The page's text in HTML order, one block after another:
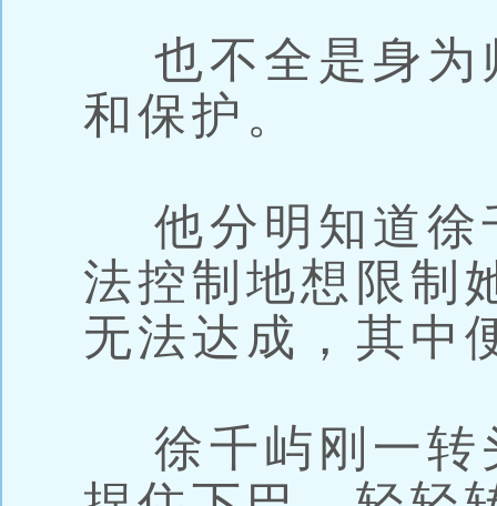
也不全是身为
和保护。
他分明知道徐
法控制地想限制
无法达成，其中
徐千屿刚一转